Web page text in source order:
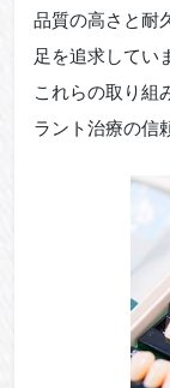
品質の高さと耐
足を追求してい
これらの取り組
ラント治療の信